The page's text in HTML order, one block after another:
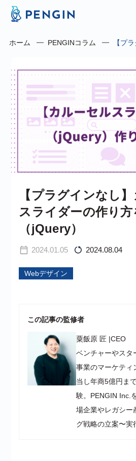
ホーム PENGINコラム 【プ
2024.01.05 2024.08.04
Webデザイン
【プラグインなし
スライダーの作り方
（jQuery）
この記事の監修者
粟飯原 匠 |CEO
ベンチャーやスタ
事業のマーケティ
当し年商5億円ま
験。PENGIN Inc.
場企業やレガシー
グ戦略の立案〜実